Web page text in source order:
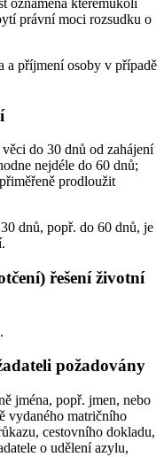
právní moci rozsudku o
a příjmení osoby v případě
do 30 dnů od zahájení
nejdéle do 60 dnů;
prodloužit
dnů, popř. do 60 dnů, je
řešení životní
požadovány
jména, popř. jmen, nebo
vydaného matričního
cestovního dokladu,
o udělení azylu,